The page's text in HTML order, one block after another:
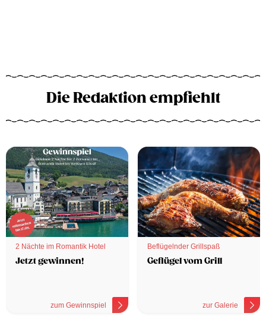
Die Redaktion empfiehlt
2 Nächte im Romantik Hotel
Jetzt gewinnen!
zum Gewinnspiel
Beflügelnder Grillspaß
Geflügel vom Grill
zur Galerie